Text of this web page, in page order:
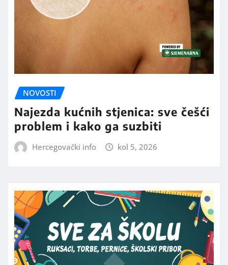
NOVOSTI
Najezda kućnih stjenica: sve češći
problem i kako ga suzbiti
Hercegovački info kol 5, 2026